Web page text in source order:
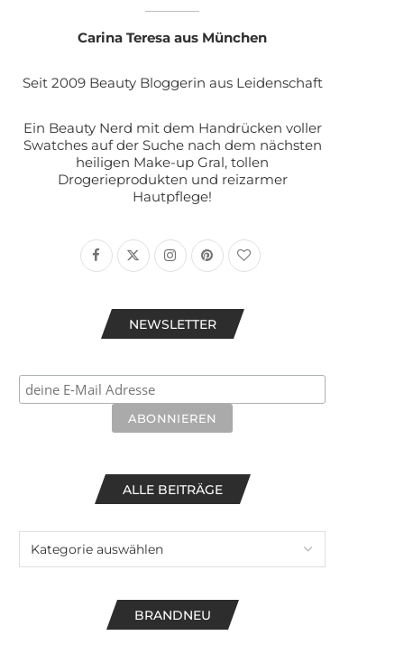
Carina Teresa aus München
Seit 2009 Beauty Bloggerin aus Leidenschaft
Ein Beauty Nerd mit dem Handrücken voller
Swatches auf der Suche nach dem nächsten
heiligen Make-up Gral, tollen
Drogerieprodukten und reizarmer
Hautpflege!
NEWSLETTER
ALLE BEITRÄGE
BRANDNEU